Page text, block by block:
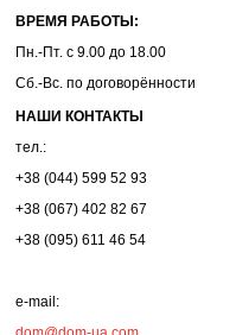
ВРЕМЯ РАБОТЫ:
Пн.-Пт. с 9.00 до 18.00
Сб.-Вс. по договорённости
НАШИ КОНТАКТЫ
тел.:
+38 (044) 599 52 93
+38 (067) 402 82 67
+38 (095) 611 46 54
e-mail: